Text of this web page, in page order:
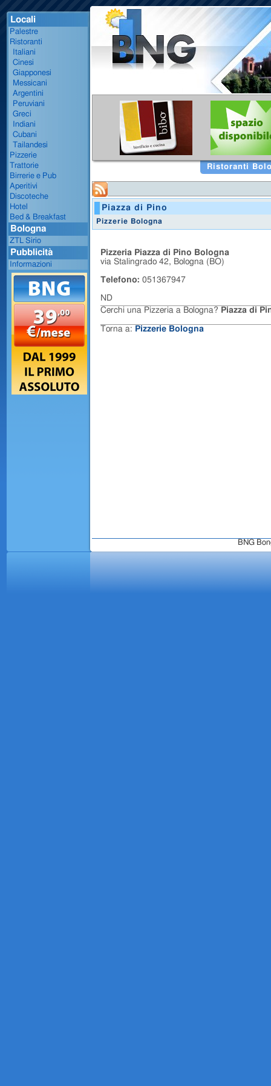
Piazza di Pino
Pizzerie Bologna
Pizzeria Piazza di Pino Bologna
via Stalingrado 42, Bologna (BO)
Telefono: 051367947
ND
Cerchi una Pizzeria a Bologna? Piazza di
Torna a: Pizzerie Bologna
Locali
Palestre
Ristoranti
Italiani
Cinesi
Giapponesi
Messicani
Argentini
Peruviani
Greci
Indiani
Cubani
Tailandesi
Pizzerie
Trattorie
Birrerie e Pub
Aperitivi
Discoteche
Hotel
Bed & Breakfast
Bologna
ZTL Sirio
Pubblicità
Informazioni
BNG
Ristoranti